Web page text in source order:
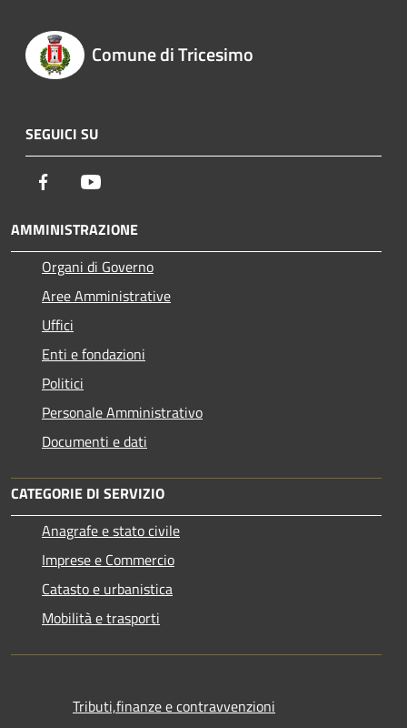
Comune di Tricesimo
SEGUICI SU
Facebook
AMMINISTRAZIONE
Organi di Governo
Aree Amministrative
Uffici
Enti e fondazioni
Politici
Personale Amministrativo
Documenti e dati
CATEGORIE DI SERVIZIO
Anagrafe e stato civile
Imprese e Commercio
Catasto e urbanistica
Mobilità e trasporti
Tributi,finanze e contravvenzioni